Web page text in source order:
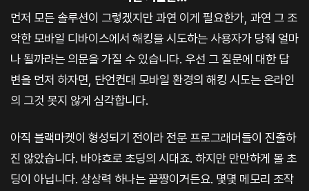
먼저 모든 솔루션이 그렇겠지만 과연 이게 필요한가, 과연 그 조
악한 모바일 디바이스에서 해킹을 시도하는 사용자가 당췌 얼마
나 될까라는 의문을 가질 수 있습니다. 우선 그 질문에 대한 답
변을 먼저 하자면, 단언컨대 모바일 환경의 해킹 시도는 온라인
의 그것 못지 않게 심각합니다.
아직 블랙마켓이 형성되기 전이라 전문 프로그래머들이 진출하
진 않았습니다. 바야흐로 초딩의 시대죠. 하지만 만만하게 볼 초
딩이 아닙니다. 상상력 하나는 끝짱이거든요. 몇몇 메모리 조작